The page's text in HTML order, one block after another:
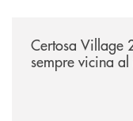
Certosa Village
sempre vicina